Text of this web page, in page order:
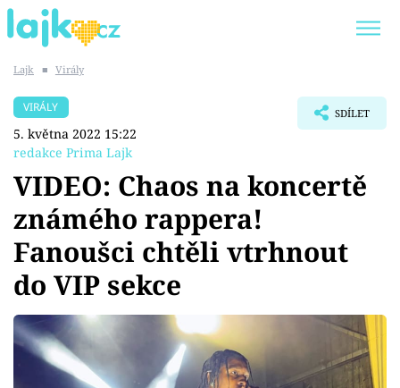
SHOPAHOLICADEL
Témata
Showbyznys
Youtubeři
Virály
Lajk ■ Virály
VIRÁLY
5. května 2022 15:22
redakce Prima Lajk
SDÍLET
VIDEO: Chaos na koncertě
známého rappera!
Fanoušci chtěli vtrhnout
do VIP sekce